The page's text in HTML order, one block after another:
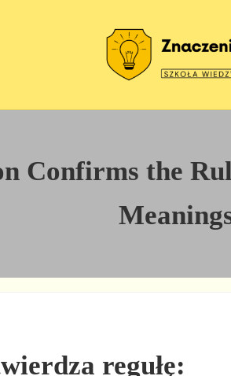
Confirms the
regułę: